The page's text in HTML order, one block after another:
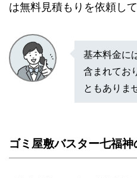
は無料見積もりを依頼し
基本料金に
含まれてお
ともありま
ゴミ屋敷バスター七福神